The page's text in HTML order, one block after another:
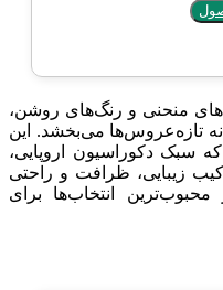
منحنی و رنگ‌های روشن،
تازه‌عروس‌ها می‌بخشد. این
سبک دکوراسیون‌ اروپایی،
زیبایی، ظرافت و راحتی
انتخاب‌ها برای